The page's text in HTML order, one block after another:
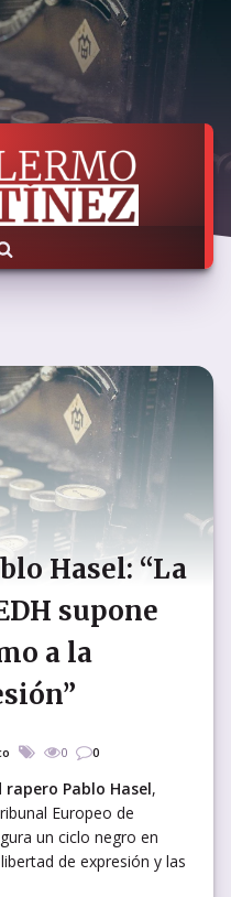
Hasel: “La
supone
a la
0 0
rapero Pablo Hasel,
Europeo de
un ciclo negro en
de expresión y las